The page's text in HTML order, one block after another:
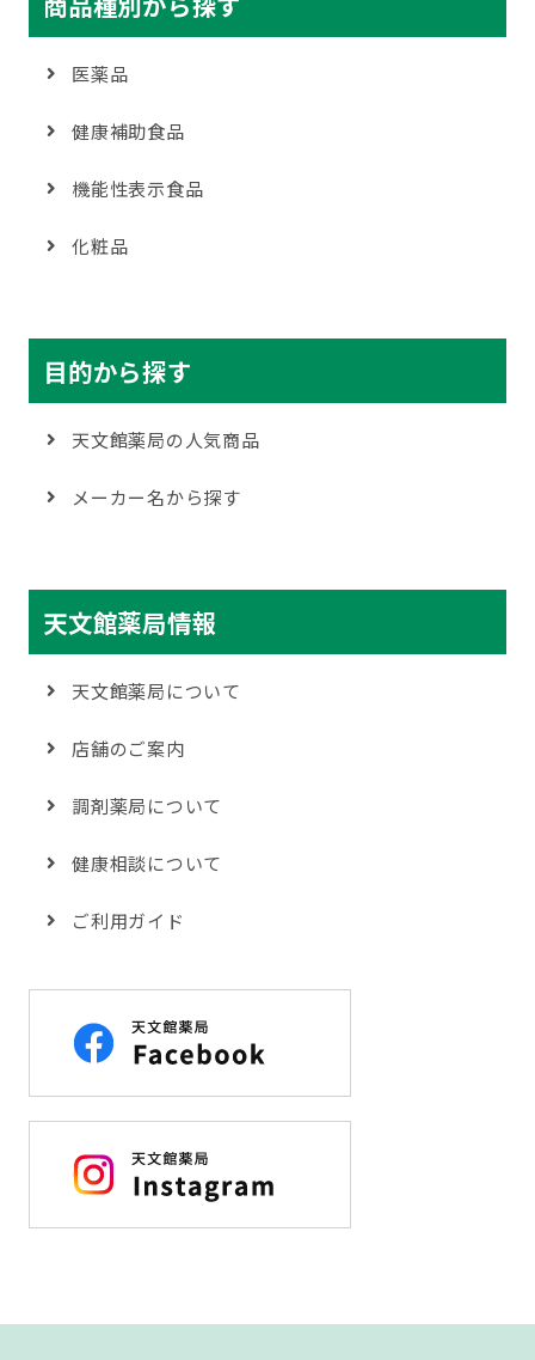
医薬品
健康補助食品
機能性表示食品
化粧品
目的から探す
天文館薬局の人気商品
メーカー名から探す
天文館薬局情報
天文館薬局について
店舗のご案内
調剤薬局について
健康相談について
ご利用ガイド